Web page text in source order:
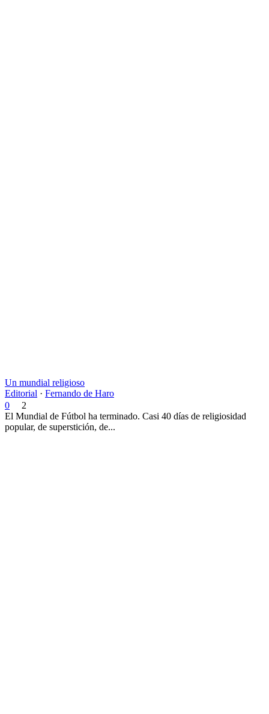
Un mundial religioso
Editorial · Fernando de Haro
0
2
El Mundial de Fútbol ha terminado. Casi 40 días de religiosidad
popular, de superstición, de...